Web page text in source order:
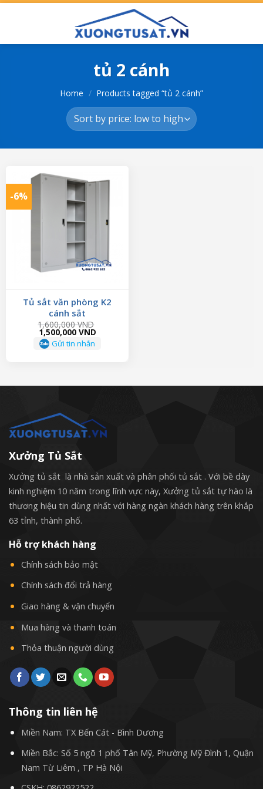
Skip
tủ 2 cánh
Home / Products tagged “tủ 2 cánh”
-6%
Tủ sắt văn phòng K2
cánh sắt
1,600,000VND
Original
price
was:
1,500,000 VNDCurrent
Gửi tin nhắn
Xưởng Tủ Sắt
Xưởng tủ sắt là nhà sản xuất và phân phối tủ sắt . Với bề dày
kinh nghiệm 10 năm trong lĩnh vực này, Xưởng tủ sắt tự hào là
thương hiệu tin dùng nhất với hàng ngàn khách hàng trên khắp
63 tỉnh, thành phố.
Hỗ trợ khách hàng
Chính sách bảo mật
Chính sách đổi trả hàng
Giao hàng & vận chuyển
Mua hàng và thanh toán
Thỏa thuận người dùng
Thông tin liên hệ
Miền Nam: TX Bến Cát - Bình Dương
Miền Bắc: Số 5 ngõ 1 phố Tân Mỹ, Phường Mỹ Đình 1, Quận
Nam Từ Liêm , TP Hà Nội